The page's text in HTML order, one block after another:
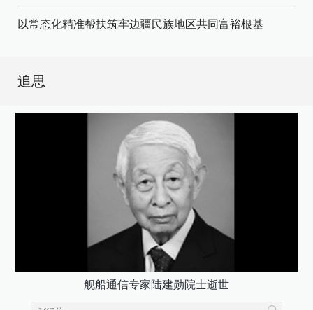
以常态化精准帮扶筑牢边疆民族地区共同富裕根基
追思
舰船通信专家陆建勋院士逝世